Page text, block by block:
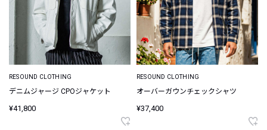
RESOUND CLOTHING
デニムジャージ CPOジャケット
¥41,800
RESOUND CLOTHING
オーバーガウンチェックシャツ
¥37,400